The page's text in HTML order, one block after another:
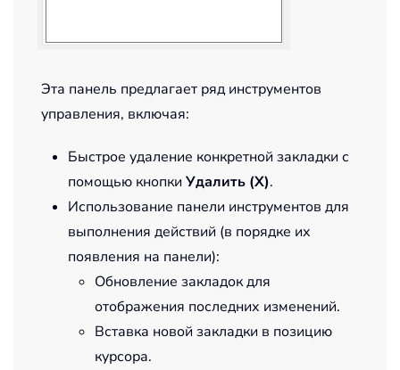
Эта панель предлагает ряд инструментов
управления, включая:
Быстрое удаление конкретной закладки с
помощью кнопки Удалить (X).
Использование панели инструментов для
выполнения действий (в порядке их
появления на панели):
Обновление закладок для
отображения последних изменений.
Вставка новой закладки в позицию
курсора.